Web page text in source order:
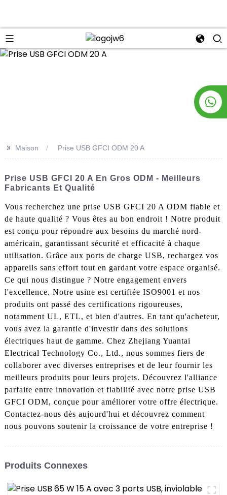
>> Maison Prise USB GFCI ODM 20 A
Prise USB GFCI 20 A En Gros ODM - Meilleurs
Fabricants Et Qualité
Vous recherchez une prise USB GFCI 20 A ODM fiable et
de haute qualité ? Vous êtes au bon endroit ! Notre produit
est conçu pour répondre aux besoins du marché nord-
américain, garantissant sécurité et efficacité à chaque
utilisation. Grâce aux ports de charge USB, rechargez vos
appareils sans effort tout en gardant votre espace organisé.
Ce qui nous distingue ? Notre engagement envers
l'excellence. Notre usine est certifiée ISO9001 et nos
produits ont passé des certifications rigoureuses,
notamment UL, ETL, et bien d'autres. En tant qu'acheteur,
vous avez la garantie d'investir dans des solutions
électriques haut de gamme. Chez Zhejiang Yuantai
Electrical Technology Co., Ltd., nous sommes fiers de
collaborer avec diverses entreprises et de leur fournir les
meilleurs produits pour leurs projets. Découvrez l'alliance
parfaite entre innovation et fiabilité avec notre prise USB
GFCI ODM, conçue pour améliorer votre offre électrique.
Contactez-nous dès aujourd'hui et découvrez comment
nous pouvons soutenir la croissance de votre entreprise !
Produits Connexes